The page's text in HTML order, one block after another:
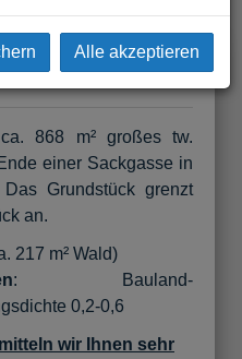
868 m² großes tw.
einer Sackgasse in
Grundstück grenzt
an.
217 m² Wald)
: Bauland-
0,2-0,6
wir Ihnen sehr
Alle akzeptieren